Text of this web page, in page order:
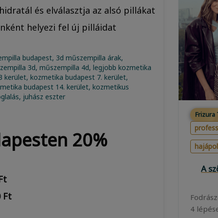
és elválasztja az alsó pillákat
helyezi fel új pilláidat
20%
Ft
Frizura
A
4